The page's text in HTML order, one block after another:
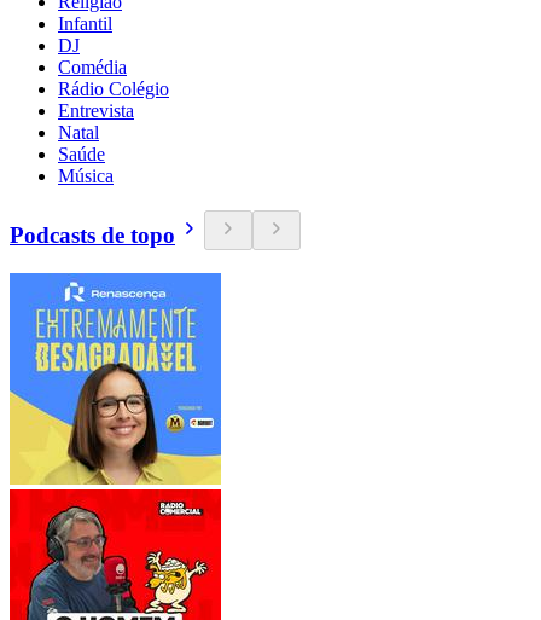
Infantil
DJ
Comédia
Rádio Colégio
Entrevista
Natal
Saúde
Música
Podcasts de topo